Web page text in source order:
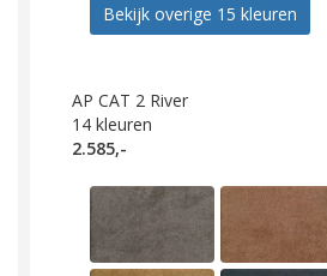
Bekijk overige 15 kleuren
AP CAT 2 River
14 kleuren
2.585,-